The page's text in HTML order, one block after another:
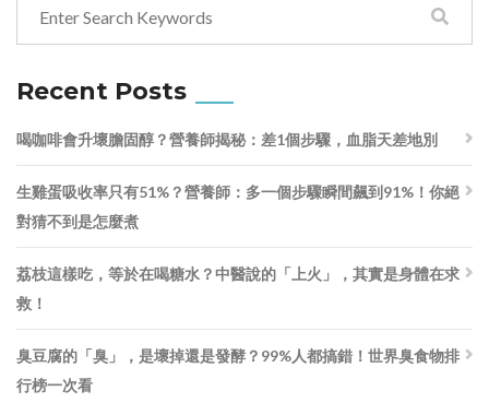
Recent Posts
喝咖啡會升壞膽固醇？營養師揭秘：差1個步驟，血脂天差地別
生雞蛋吸收率只有51%？營養師：多一個步驟瞬間飆到91%！你絕
對猜不到是怎麼煮
荔枝這樣吃，等於在喝糖水？中醫說的「上火」，其實是身體在求
救！
臭豆腐的「臭」，是壞掉還是發酵？99%人都搞錯！世界臭食物排
行榜一次看